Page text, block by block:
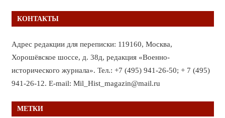
КОНТАКТЫ
Адрес редакции для переписки: 119160, Москва,
Хорошёвское шоссе, д. 38д, редакция «Военно-
исторического журнала». Тел.: +7 (495) 941-26-50; + 7 (495)
941-26-12. E-mail: Mil_Hist_magazin@mail.ru
МЕТКИ